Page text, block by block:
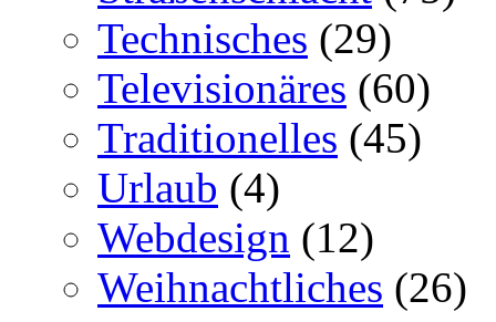
Technisches (29)
Televisionäres (60)
Traditionelles (45)
Urlaub (4)
Webdesign (12)
Weihnachtliches (26)